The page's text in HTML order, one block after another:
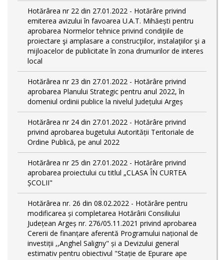
Hotărârea nr 22 din 27.01.2022 - Hotărâre privind
emiterea avizului în favoarea U.A.T. Mihăești pentru
aprobarea Normelor tehnice privind condiţiile de
proiectare şi amplasare a construcţiilor, instalaţiilor şi a
mijloacelor de publicitate în zona drumurilor de interes
local
Hotărârea nr 23 din 27.01.2022 - Hotărâre privind
aprobarea Planului Strategic pentru anul 2022, în
domeniul ordinii publice la nivelul Județului Argeș
Hotărârea nr 24 din 27.01.2022 - Hotărâre privind
privind aprobarea bugetului Autorității Teritoriale de
Ordine Publică, pe anul 2022
Hotărârea nr 25 din 27.01.2022 - Hotărâre privind
aprobarea proiectului cu titlul „CLASA ÎN CURTEA
ȘCOLII"
Hotărârea nr. 26 din 08.02.2022 - Hotărâre pentru
modificarea și completarea Hotărârii Consiliului
Județean Argeș nr. 276/05.11.2021 privind aprobarea
Cererii de finanțare aferentă Programului național de
investiții ,,Anghel Saligny" și a Devizului general
estimativ pentru obiectivul "Stație de Epurare ape